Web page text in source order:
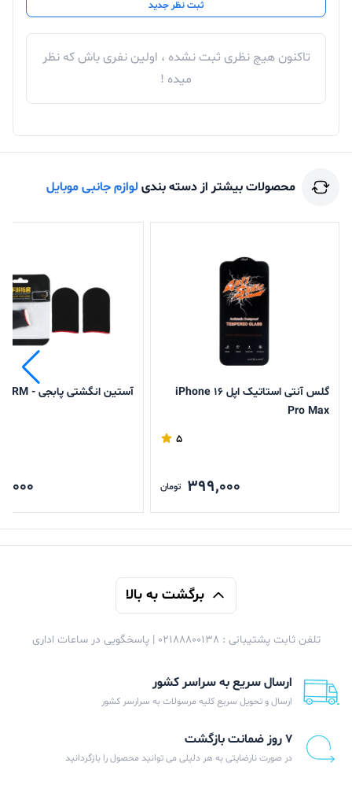
ثبت نظر جدید
تاکنون هیچ نظری ثبت نشده ، اولین نفری باش که نظر
میده !
محصولات بیشتر از دسته بندی لوازم جانبی موبایل
گلس آنتی استاتیک اپل iPhone 16
Pro Max
5
399,000 تومان
آستین انگشتی پابجی - GRM
برگشت به بالا
تلفن ثابت پشتیبانی : 02188800138 | پاسخگویی در ساعات اداری
ارسال سریع به سراسر کشور
ارسال و تحویل سریع کلیه مرسولات به سرارسر کشور
۷ روز ضمانت بازگشت
در صورت نارضایتی به هر دلیلی می توانید محصول را بازگردانید